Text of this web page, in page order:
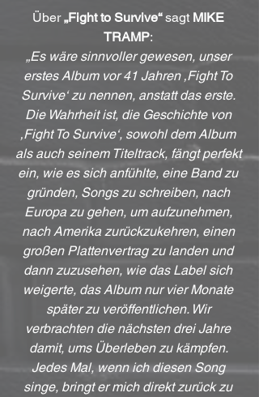
Über „Fight to Survive“ sagt MIKE
TRAMP:
„Es wäre sinnvoller gewesen, unser
erstes Album vor 41 Jahren ‚Fight To
Survive‘ zu nennen, anstatt das erste.
Die Wahrheit ist, die Geschichte von
‚Fight To Survive‘, sowohl dem Album
als auch seinem Titeltrack, fängt perfekt
ein, wie es sich anfühlte, eine Band zu
gründen, Songs zu schreiben, nach
Europa zu gehen, um aufzunehmen,
nach Amerika zurückzukehren, einen
großen Plattenvertrag zu landen und
dann zuzusehen, wie das Label sich
weigerte, das Album nur vier Monate
später zu veröffentlichen. Wir
verbrachten die nächsten drei Jahre
damit, ums Überleben zu kämpfen.
Jedes Mal, wenn ich diesen Song
singe, bringt er mich direkt zurück zu